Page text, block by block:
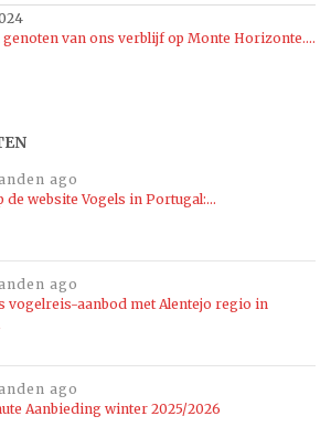
van ons verblijf op Monte Horizonte....
ago
de website Vogels in Portugal:…
ago
vogelreis-aanbod met Alentejo regio in
ago
Aanbieding winter 2025/2026